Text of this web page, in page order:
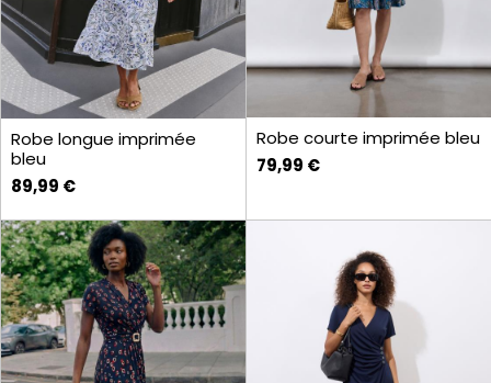
Robe longue imprimée
bleu
89,99 €
Robe courte imprimée bleu
79,99 €